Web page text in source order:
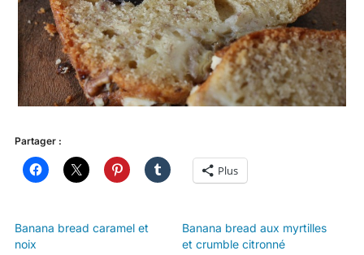
Partager :
Plus
Banana bread caramel et
noix
Banana bread aux myrtilles
et crumble citronné